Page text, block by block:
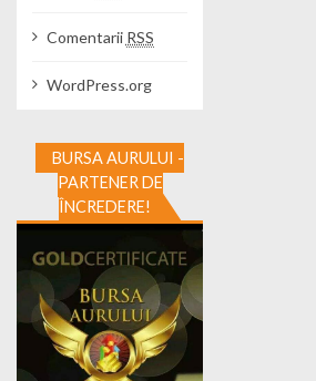
Comentarii RSS
WordPress.org
BURSA AURULUI -
PARTENER DE
ÎNCREDERE!